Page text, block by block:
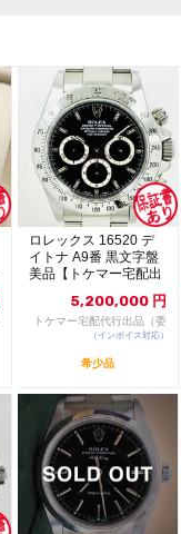
ロレックス 16520 デ
イトナ A9番 黒文字盤
美品【トケマー宅配出
5,200,000 円
トケマー宅配代行出品（委
託販売）
（インボイス対応）
希少品